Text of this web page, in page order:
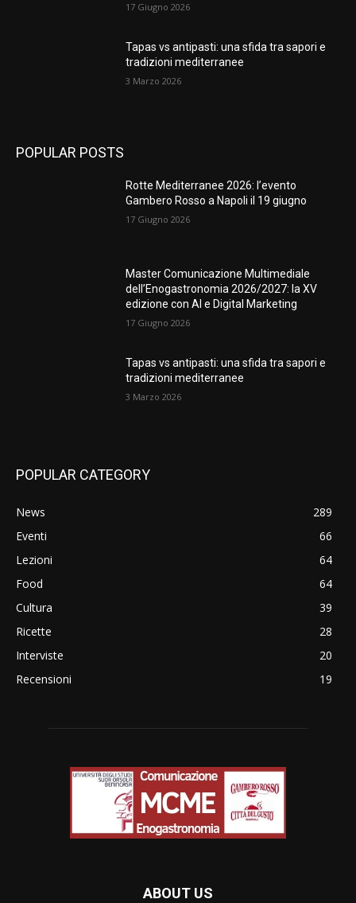
17 Giugno 2026
Tapas vs antipasti: una sfida tra sapori e
tradizioni mediterranee
3 Marzo 2026
POPULAR POSTS
Rotte Mediterranee 2026: l’evento
Gambero Rosso a Napoli il 19 giugno
17 Giugno 2026
Master Comunicazione Multimediale
dell’Enogastronomia 2026/2027: la XV
edizione con AI e Digital Marketing
17 Giugno 2026
Tapas vs antipasti: una sfida tra sapori e
tradizioni mediterranee
3 Marzo 2026
POPULAR CATEGORY
News
289
Eventi
66
Lezioni
64
Food
64
Cultura
39
Ricette
28
Interviste
20
Recensioni
19
ABOUT US